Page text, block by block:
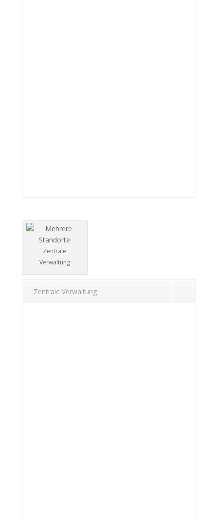
Zentrale
Verwaltung
Zentrale Verwaltung